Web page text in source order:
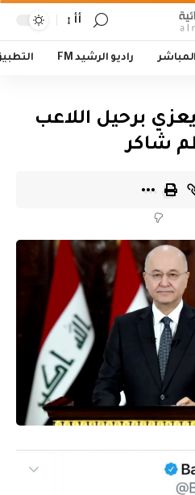
أأ
راديو الرشيد FM
برحيل اللاعب
شاكر